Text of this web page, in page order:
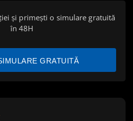
și primești o simulare gratuită
în 48H
GRATUITĂ